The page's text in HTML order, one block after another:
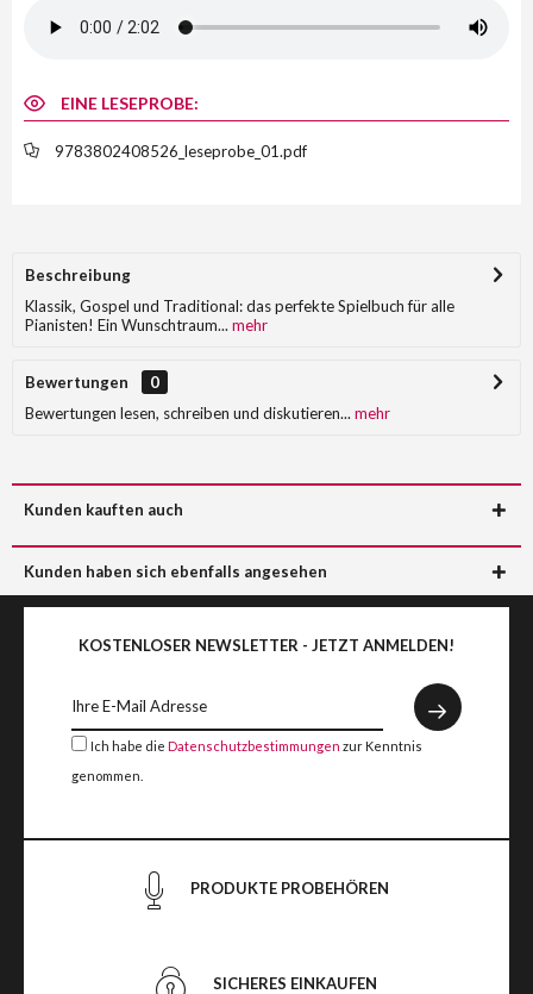
EINE LESEPROBE:
9783802408526_leseprobe_01.pdf
Beschreibung
Klassik, Gospel und Traditional: das perfekte Spielbuch für alle
Pianisten! Ein Wunschtraum... mehr
Bewertungen
0
Bewertungen lesen, schreiben und diskutieren... mehr
Kunden kauften auch
Kunden haben sich ebenfalls angesehen
KOSTENLOSER NEWSLETTER - JETZT ANMELDEN!
Ich habe die Datenschutzbestimmungen zur Kenntnis
genommen.
PRODUKTE PROBEHÖREN
SICHERES EINKAUFEN